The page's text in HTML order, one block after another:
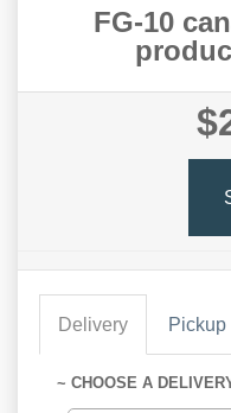
FG-10
Delivery Pickup
~ CHOOSE A